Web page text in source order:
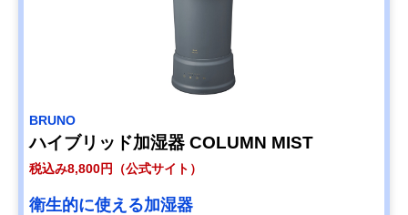
BRUNO
ハイブリッド加湿器 COLUMN MIST
税込み8,800円（公式サイト）
衛生的に使える加湿器